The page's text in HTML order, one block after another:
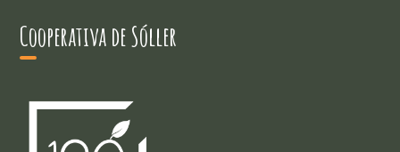
Cooperativa de Sóller